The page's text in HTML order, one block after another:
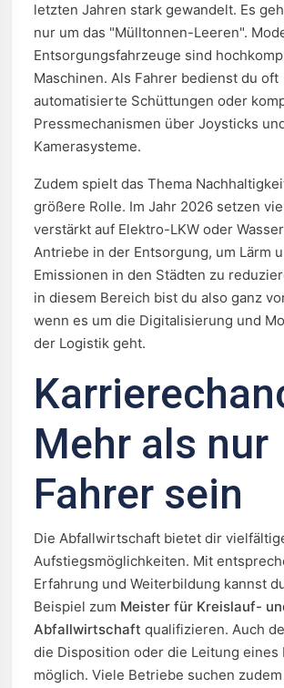
letzten Jahren stark gewandelt. Es
nur um das "Mülltonnen-Leeren".
Entsorgungsfahrzeuge sind
Maschinen. Als Fahrer bedienst du oft
automatisierte Schüttungen oder
Pressmechanismen über Joysticks
Kamerasysteme.
Zudem spielt das Thema
größere Rolle. Im Jahr 2026 setzen
verstärkt auf Elektro-LKW oder
Antriebe in der Entsorgung, um Lärm
Emissionen in den Städten zu
in diesem Bereich bist du also ganz
wenn es um die Digitalisierung und
der Logistik geht.
Mehr als nur
Fahrer sein
Die Abfallwirtschaft bietet dir
Aufstiegsmöglichkeiten. Mit
Erfahrung und Weiterbildung kannst
Beispiel zum Meister für Kreislauf-
Abfallwirtschaft qualifizieren. Auch
die Disposition oder die Leitung eines
möglich. Viele Betriebe suchen